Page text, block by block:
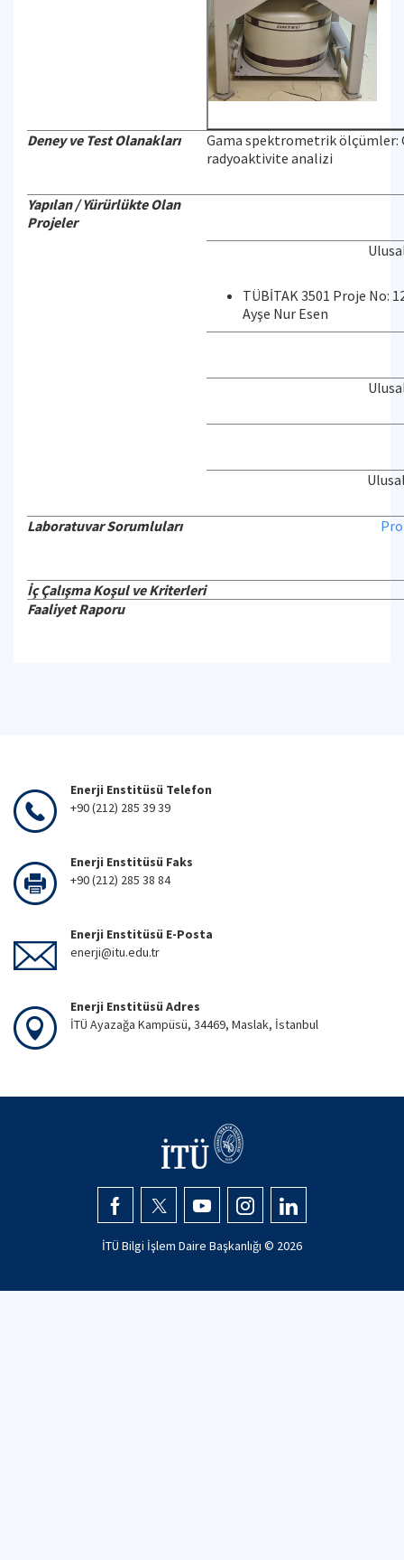
Deney ve Test Olanakları
Gama spektrometrik ölçümler:
radyoaktivite analizi
Yapılan / Yürürlükte Olan
Projeler
TÜBİTAK 3501 Proje No:
Ayşe Nur Esen
Laboratuvar Sorumluları
İç Çalışma Koşul ve Kriterleri
Faaliyet Raporu
Enerji Enstitüsü Telefon
+90 (212) 285 39 39
Enerji Enstitüsü Faks
+90 (212) 285 38 84
Enerji Enstitüsü E-Posta
enerji@itu.edu.tr
Enerji Enstitüsü Adres
İTÜ Ayazağa Kampüsü, 34469, Maslak, İstanbul
İTÜ Bilgi İşlem Daire Başkanlığı © 2026